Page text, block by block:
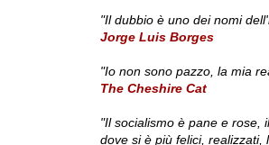
"Il dubbio è uno dei nomi
Jorge Luis Borges
"Io non sono pazzo, la mia
The Cheshire Cat
"Il socialismo è pane e rose,
dove si è più felici, realizzati,